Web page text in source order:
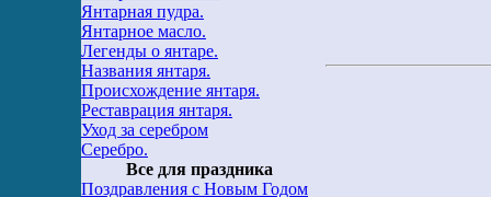
Янтарная пудра.
Янтарное масло.
Легенды о янтаре.
Названия янтаря.
Происхождение янтаря.
Реставрация янтаря.
Уход за серебром
Серебро.
Все для праздника
Поздравления с Новым Годом